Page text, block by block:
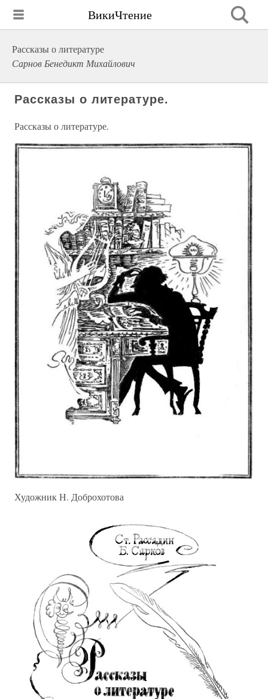
ВикиЧтение
Рассказы о литературе
Сарнов Бенедикт Михайлович
Рассказы о литературе.
Рассказы о литературе.
Художник Н. Доброхотова